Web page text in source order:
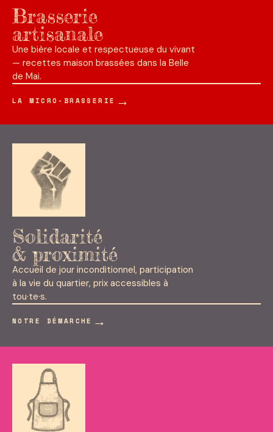
Brasserie
artisanale
Une bière locale et respectueuse du vivant
— recettes maison brassées dans la Belle
de Mai.
LA MICRO-BRASSERIE →
Solidarité
& proximité
Accueil de jour inconditionnel, participation
à la vie du quartier, prix accessibles à
tou·te·s.
NOTRE DÉMARCHE →